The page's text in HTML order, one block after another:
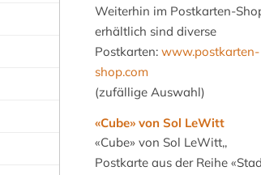
Weiterhin im Postkarten-
erhältlich sind diverse
Postkarten:www.postkarten-
shop.com
(zufällige Auswahl)
«Cube» von Sol LeWitt
«Cube» von Sol LeWitt,,
Postkarte aus der Reihe